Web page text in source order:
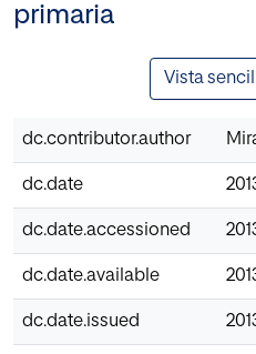
primaria
Vista
dc.contributor.author
dc.date
dc.date.accessioned
dc.date.available
dc.date.issued